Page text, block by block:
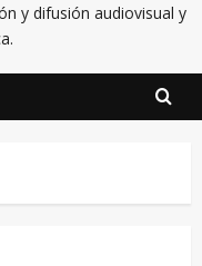
y difusión audiovisual y